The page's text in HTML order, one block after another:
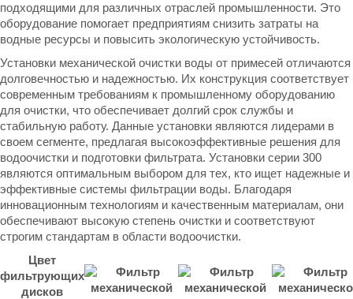
подходящими для различных отраслей промышленности. Это
оборудование помогает предприятиям снизить затраты на
водные ресурсы и повысить экологическую устойчивость.
Установки механической очистки воды от примесей отличаются
долговечностью и надежностью. Их конструкция соответствует
современным требованиям к промышленному оборудованию
для очистки, что обеспечивает долгий срок службы и
стабильную работу. Данные установки являются лидерами в
своем сегменте, предлагая высокоэффективные решения для
водоочистки и подготовки фильтрата. Установки серии 300
являются оптимальным выбором для тех, кто ищет надежные и
эффективные системы фильтрации воды. Благодаря
инновационным технологиям и качественным материалам, они
обеспечивают высокую степень очистки и соответствуют
строгим стандартам в области водоочистки.
Цвет
фильтрующих
дисков